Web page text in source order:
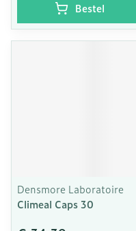
Bestel
Densmore Laboratoire
Climeal Caps 30